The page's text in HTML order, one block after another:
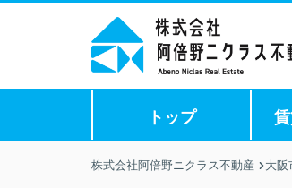
トップ
株式会社阿倍野ニクラス不動産 大阪